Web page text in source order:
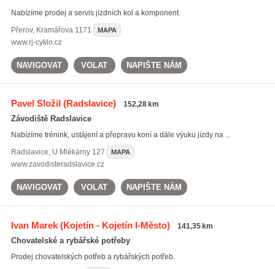
Nabízíme prodej a servis jízdních kol a komponent.
Přerov, Kramářova 1171 MAPA
www.rj-cyklo.cz
NAVIGOVAT VOLAT NAPIŠTE NÁM
Pavel Složil(Radslavice) 152,28 km
Závodiště Radslavice
Nabízíme trénink, ustájení a přepravu koní a dále výuku jízdy na ...
Radslavice, U Mlékárny 127 MAPA
www.zavodisteradslavice.cz
NAVIGOVAT VOLAT NAPIŠTE NÁM
Ivan Marek(Kojetín - Kojetín I-Město) 141,35 km
Chovatelské a rybářské potřeby
Prodej chovatelských potřeb a rybářských potřeb.